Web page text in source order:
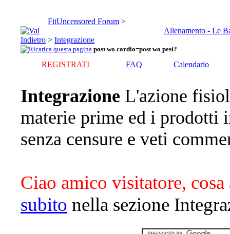
FitUncensored Forum >
Allenamento - Le
> Integrazione
post wo cardio=post wo pesi?
REGISTRATI FAQ Calendario
Integrazione L'azione
materie prime ed i prodotti
senza censure e veti
Ciao amico visitatore, cosa
subito nella sezione